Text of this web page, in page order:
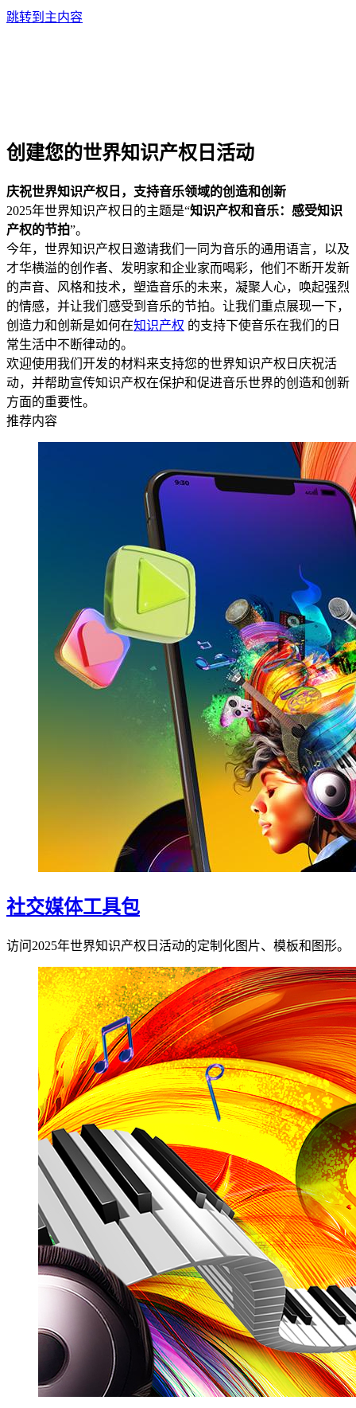
跳转到主内容
创建您的世界知识产权日活动
庆祝世界知识产权日，支持音乐领域的创造和创新
2025年世界知识产权日的主题是“知识产权和音乐：感受知识
产权的节拍”。
今年，世界知识产权日邀请我们一同为音乐的通用语言，以及
才华横溢的创作者、发明家和企业家而喝彩，他们不断开发新
的声音、风格和技术，塑造音乐的未来，凝聚人心，唤起强烈
的情感，并让我们感受到音乐的节拍。让我们重点展现一下，
创造力和创新是如何在知识产权 的支持下使音乐在我们的日
常生活中不断律动的。
欢迎使用我们开发的材料来支持您的世界知识产权日庆祝活
动，并帮助宣传知识产权在保护和促进音乐世界的创造和创新
方面的重要性。
推荐内容
社交媒体工具包
访问2025年世界知识产权日活动的定制化图片、模板和图形。